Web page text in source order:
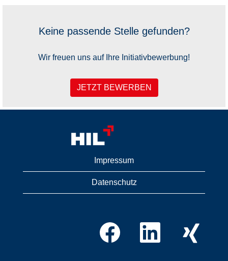
Keine passende Stelle gefunden?
Wir freuen uns auf Ihre Initiativbewerbung!
JETZT BEWERBEN
Impressum
Datenschutz
W
W